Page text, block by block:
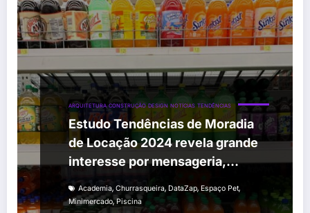
ARQUITETURA CONSTRUÇÃO DESIGN NOTÍCIAS TENDÊNCIAS
Estudo Tendências de Moradia
de Locação 2024 revela grande
interesse por mensageria,
minimercado e espaço pet nos
imóveis
Academia, Churrasqueira, DataZap, Espaço Pet,
Minimercado,Piscina